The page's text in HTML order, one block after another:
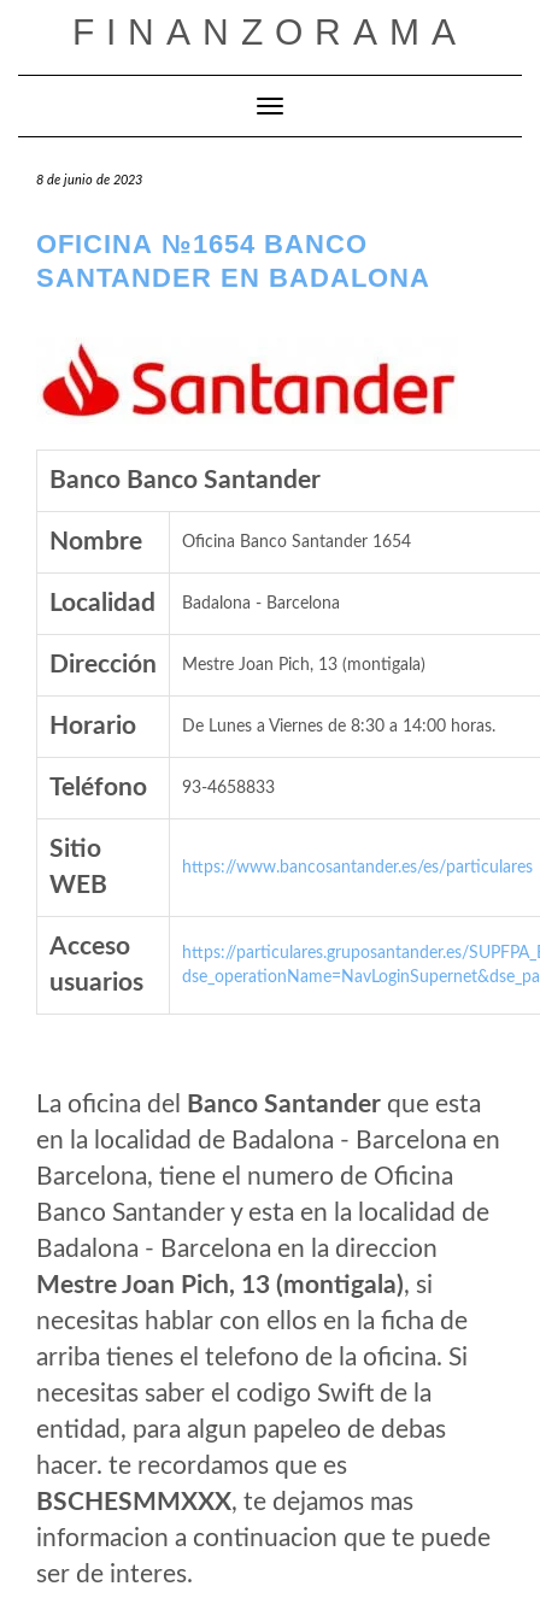
FINANZORAMA
Cambiar modo de navegación
8 de junio de 2023
OFICINA №1654 BANCO
SANTANDER EN BADALONA
Banco Banco Santander
Nombre Oficina Banco Santander 1654
Localidad Badalona - Barcelona
Dirección Mestre Joan Pich, 13 (montigala)
Horario De Lunes a Viernes de 8:30 a 14:00 horas.
Teléfono 93-4658833
Sitio
WEB
https://www.bancosantander.es/es/particulares
Acceso
usuarios
https://particulares.gruposantander.es/
La oficina del Banco Santander que esta
en la localidad de Badalona - Barcelona en
Barcelona, tiene el numero de Oficina
Banco Santander y esta en la localidad de
Badalona - Barcelona en la direccion
Mestre Joan Pich, 13 (montigala), si
necesitas hablar con ellos en la ficha de
arriba tienes el telefono de la oficina. Si
necesitas saber el codigo Swift de la
entidad, para algun papeleo de debas
hacer. te recordamos que es
BSCHESMMXXX, te dejamos mas
informacion a continuacion que te puede
ser de interes.